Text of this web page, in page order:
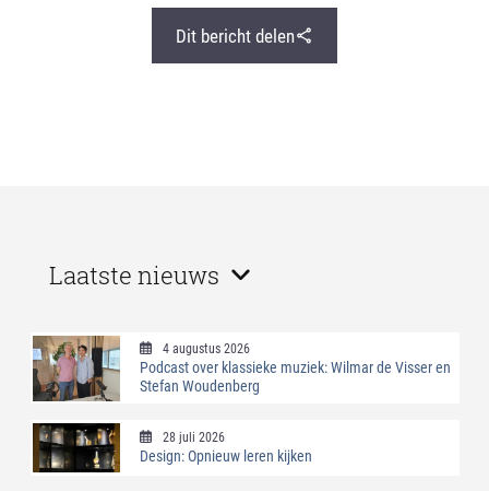
Dit bericht delen
Laatste nieuws
4 augustus 2026
Podcast over klassieke muziek: Wilmar de Visser en
Stefan Woudenberg
28 juli 2026
Design: Opnieuw leren kijken